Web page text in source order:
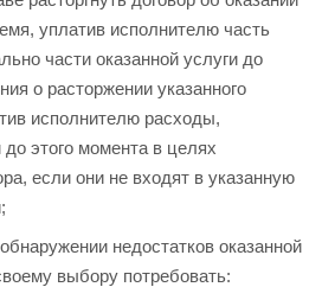
уплатив исполнителю часть
части оказанной услуги до
о расторжении указанного
исполнителю расходы,
этого момента в целях
если они не входят в указанную
недостатков оказанной
выбору потребовать: